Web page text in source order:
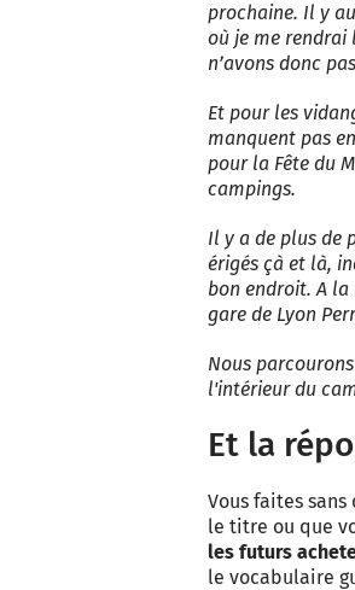
prochaine. Il y
où je me rendrai
n’avons donc
Et pour les
manquent pas
pour la Fête du
campings.
Il y a de plus de
érigés çà et là,
bon endroit. A la
gare de Lyon
Nous
l'intérieur du
Et la
Vous faites sans
le titre ou que
les futurs
le vocabulaire